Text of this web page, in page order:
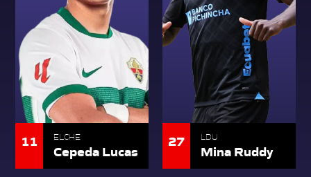
11 ELCHE
Cepeda Lucas
27 LDU
Mina Ruddy